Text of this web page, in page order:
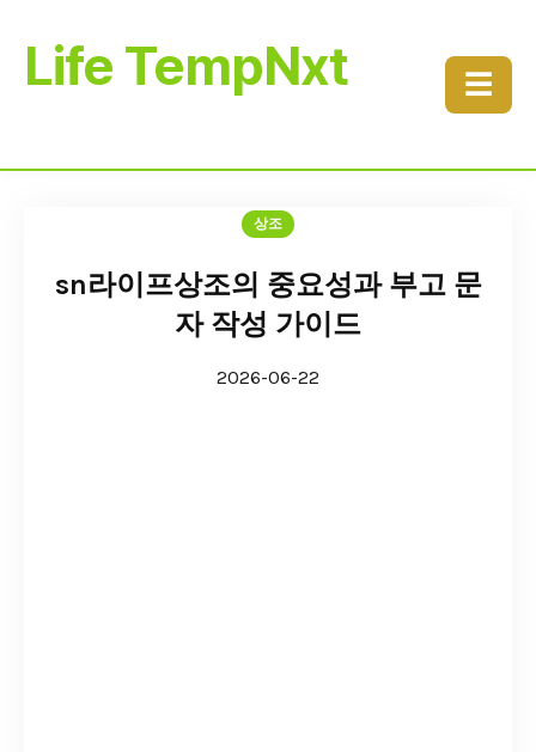
Life TempNxt ☰
상조
sn라이프상조의 중요성과 부고 문
자 작성 가이드
2026-06-22